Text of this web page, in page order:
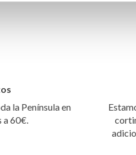
la Península en
60€.